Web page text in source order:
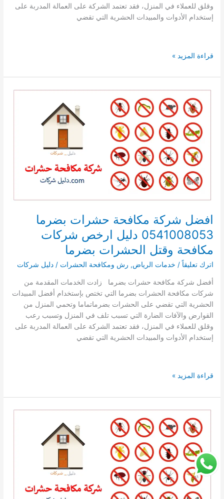
وقلق للعملاء في المنزل، فقد تعتمد الشركة على العمالة المدربة على
إستخدام الأدوات والمبيدات الحشرية التي تقضي
افضل
مكافحة
حشرات
بعفيف
0536390095
ارخص
شركات
مكافحة
وقتل
الحشرات
بعفيف
قراءة المزيد »
افضل شركة مكافحة حشرات بضرما
0541008053 دليل ارخص شركات
مكافحة وقتل الحشرات بضرما
اترك تعليقاً / خدمات الرياض, رش ومكافحة الحشرات /دليل شركات
أفضل شركة مكافحة حشرات بضرما زادت الخدمات المقدمة من
شركات مكافحة الحشرات بضرما التي تختص بإستخدام أفضل المبيدات
الحشرية التي تقضي على الحشرات بضرماتماما وتحمي المنزل من
القوارض والآفات الضارة التي تسبب تلف في المنزل وتسبب رعب
وقلق للعملاء في المنزل، فقد تعتمد الشركة على العمالة المدربة على
إستخدام الأدوات والمبيدات الحشرية التي تقضي
افضل
مكافحة
حشرات
بضرما
0541008053
ارخص
شركات
مكافحة
وقتل
الحشرات
قراءة المزيد »